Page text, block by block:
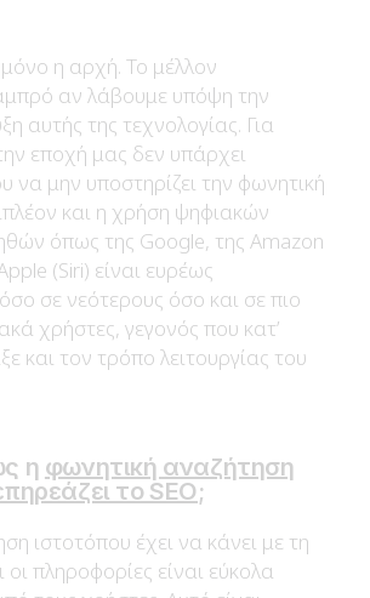
μόνο η αρχή. Το μέλλον
αν λάβουμε υπόψη την
αυτής της τεχνολογίας. Για
εποχή μας δεν υπάρχει
να μην υποστηρίζει την φωνητική
και η χρήση ψηφιακών
όπως της Google, της Amazon
(Siri) είναι ευρέως
σε νεότερους όσο και σε πιο
χρήστες, γεγονός που κατ’
και τον τρόπο λειτουργίας του
η φωνητική αναζήτηση
το SEO;
ιστοτόπου έχει να κάνει με τη
οι πληροφορίες είναι εύκολα